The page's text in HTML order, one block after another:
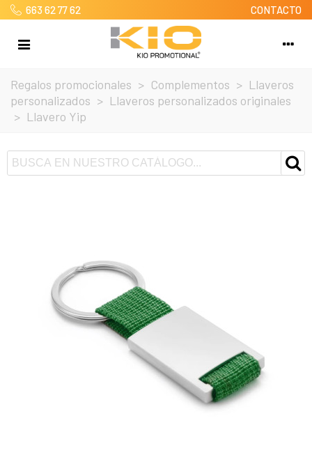
663 62 77 62 CONTACTO
Regalos promocionales > Complementos > Llaveros
personalizados > Llaveros personalizados originales
> Llavero Yip